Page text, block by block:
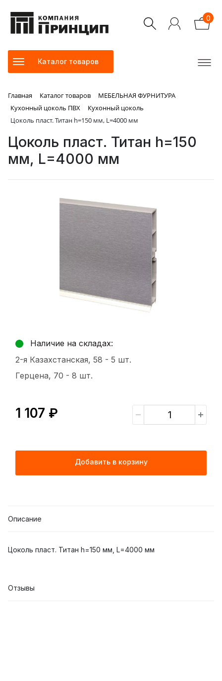
0
Каталог товаров
Главная Каталог товаров
МЕБЕЛЬНАЯ ФУРНИТУРА
Кухонный цоколь ПВХ
Кухонный цоколь
Цоколь пласт. Титан h=150 мм, L=4000 мм
Цоколь пласт. Титан h=150
мм, L=4000 мм
Наличие на складах:
2-я Казахстанская, 58 - 5 шт.
Герцена, 70 - 8 шт.
1 107 ₽
Добавить в корзину
Описание
Цоколь пласт. Титан h=150 мм, L=4000 мм
Отзывы